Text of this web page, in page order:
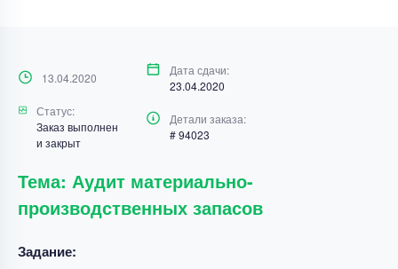
13.04.2020
Дата сдачи:
23.04.2020
Статус:
Заказ выполнен
и закрыт
Детали заказа:
# 94023
Тема: Аудит материально-
производственных запасов
Задание: